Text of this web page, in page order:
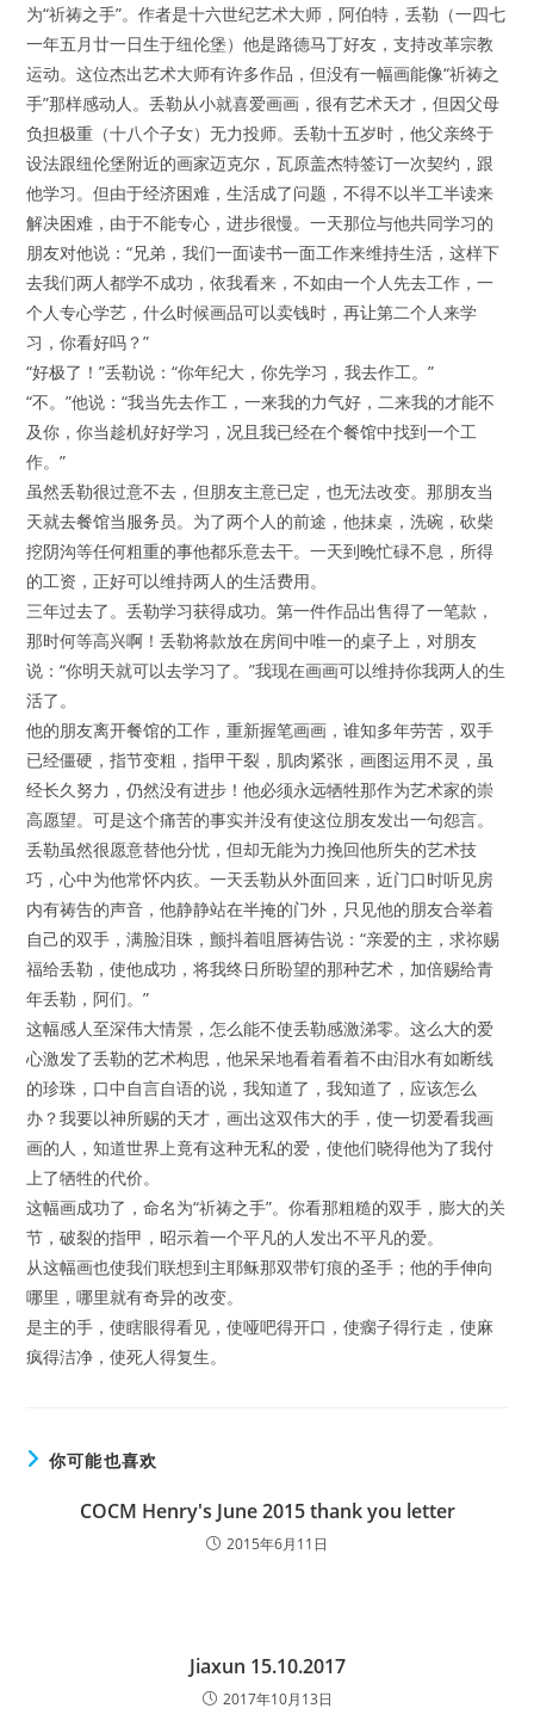
为“祈祷之手”。作者是十六世纪艺术大师，阿伯特，丢勒（一四七
一年五月廿一日生于纽伦堡）他是路德马丁好友，支持改革宗教
运动。这位杰出艺术大师有许多作品，但没有一幅画能像“祈祷之
手”那样感动人。丢勒从小就喜爱画画，很有艺术天才，但因父母
负担极重（十八个子女）无力投师。丢勒十五岁时，他父亲终于
设法跟纽伦堡附近的画家迈克尔，瓦原盖杰特签订一次契约，跟
他学习。但由于经济困难，生活成了问题，不得不以半工半读来
解决困难，由于不能专心，进步很慢。一天那位与他共同学习的
朋友对他说：“兄弟，我们一面读书一面工作来维持生活，这样下
去我们两人都学不成功，依我看来，不如由一个人先去工作，一
个人专心学艺，什么时候画品可以卖钱时，再让第二个人来学
习，你看好吗？”
“好极了！”丢勒说：“你年纪大，你先学习，我去作工。”
“不。”他说：“我当先去作工，一来我的力气好，二来我的才能不
及你，你当趁机好好学习，况且我已经在个餐馆中找到一个工
作。”
虽然丢勒很过意不去，但朋友主意已定，也无法改变。那朋友当
天就去餐馆当服务员。为了两个人的前途，他抹桌，洗碗，砍柴
挖阴沟等任何粗重的事他都乐意去干。一天到晚忙碌不息，所得
的工资，正好可以维持两人的生活费用。
三年过去了。丢勒学习获得成功。第一件作品出售得了一笔款，
那时何等高兴啊！丢勒将款放在房间中唯一的桌子上，对朋友
说：“你明天就可以去学习了。”我现在画画可以维持你我两人的生
活了。
他的朋友离开餐馆的工作，重新握笔画画，谁知多年劳苦，双手
已经僵硬，指节变粗，指甲干裂，肌肉紧张，画图运用不灵，虽
经长久努力，仍然没有进步！他必须永远牺牲那作为艺术家的崇
高愿望。可是这个痛苦的事实并没有使这位朋友发出一句怨言。
丢勒虽然很愿意替他分忧，但却无能为力挽回他所失的艺术技
巧，心中为他常怀内疚。一天丢勒从外面回来，近门口时听见房
内有祷告的声音，他静静站在半掩的门外，只见他的朋友合举着
自己的双手，满脸泪珠，颤抖着咀唇祷告说：“亲爱的主，求祢赐
福给丢勒，使他成功，将我终日所盼望的那种艺术，加倍赐给青
年丢勒，阿们。”
这幅感人至深伟大情景，怎么能不使丢勒感激涕零。这么大的爱
心激发了丢勒的艺术构思，他呆呆地看着看着不由泪水有如断线
的珍珠，口中自言自语的说，我知道了，我知道了，应该怎么
办？我要以神所赐的天才，画出这双伟大的手，使一切爱看我画
画的人，知道世界上竟有这种无私的爱，使他们晓得他为了我付
上了牺牲的代价。
这幅画成功了，命名为“祈祷之手”。你看那粗糙的双手，膨大的关
节，破裂的指甲，昭示着一个平凡的人发出不平凡的爱。
从这幅画也使我们联想到主耶稣那双带钉痕的圣手；他的手伸向
哪里，哪里就有奇异的改变。
是主的手，使瞎眼得看见，使哑吧得开口，使瘸子得行走，使麻
疯得洁净，使死人得复生。
你可能也喜欢
COCM Henry's June 2015 thank you letter
2015年6月11日
Jiaxun 15.10.2017
2017年10月13日